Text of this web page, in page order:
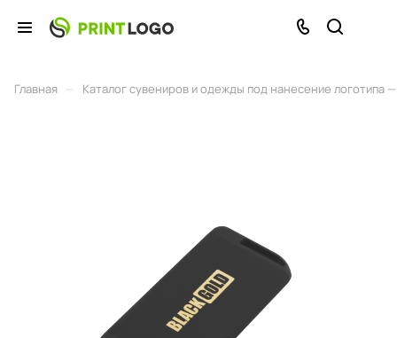
Главная Каталог сувениров и одежды под нанесение логотипа